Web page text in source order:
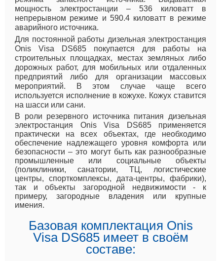
мощность электростанции – 536 киловатт в
непрерывном режиме и 590.4 киловатт в режиме
аварийного источника.
Для постоянной работы дизельная электростанция
Onis Visa DS685 покупается для работы на
строительных площадках, местах земляных либо
дорожных работ, для мобильных или отдаленных
предприятий либо для организации массовых
мероприятий. В этом случае чаще всего
используется исполнение в кожухе. Кожух ставится
на шасси или сани.
В роли резервного источника питания дизельная
электростанция Onis Visa DS685 применяется
практически на всех объектах, где необходимо
обеспечение надлежащего уровня комфорта или
безопасности – это могут быть как разнообразные
промышленные или социальные объекты
(поликлиники, санатории, ТЦ, логистические
центры, спорткомплексы, дата-центры, фабрики),
так и объекты загородной недвижимости - к
примеру, загородные владения или крупные
имения.
Базовая комплектация Onis
Visa DS685 имеет в своём
составе: